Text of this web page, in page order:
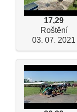
17,29
Roštění
03. 07. 2021